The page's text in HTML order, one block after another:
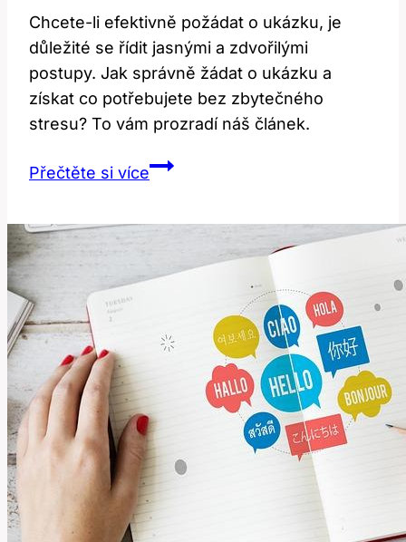
Chcete-li efektivně požádat o ukázku, je
důležité se řídit jasnými a zdvořilými
postupy. Jak správně žádat o ukázku a
získat co potřebujete bez zbytečného
stresu? To vám prozradí náš článek.
Přečtěte si víceShow
Žádat
Ukázku?